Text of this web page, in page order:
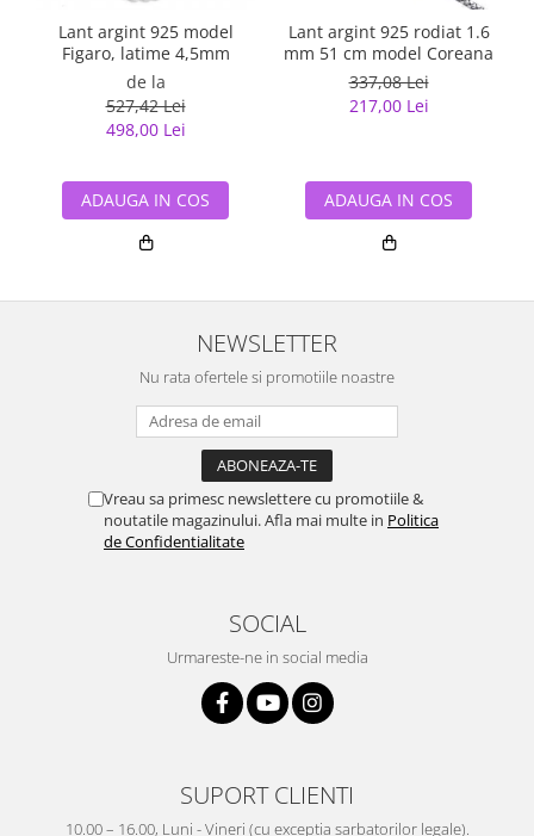
Lant argint 925 model
Figaro, latime 4,5mm
de la
527,42 Lei
498,00 Lei
ADAUGA IN COS
Lant argint 925 rodiat 1.6
mm 51 cm model Coreana
337,08 Lei
217,00 Lei
ADAUGA IN COS
NEWSLETTER
Nu rata ofertele si promotiile noastre
Vreau sa primesc newslettere cu promotiile &
noutatile magazinului. Afla mai multe in Politica
de Confidentialitate
SOCIAL
Urmareste-ne in social media
SUPORT CLIENTI
10.00 – 16.00, Luni - Vineri (cu exceptia sarbatorilor legale).